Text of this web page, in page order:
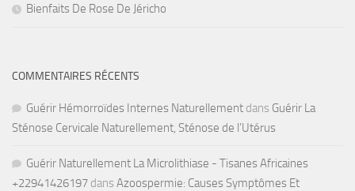
Bienfaits De Rose De Jéricho
COMMENTAIRES RÉCENTS
Guérir Hémorroïdes Internes Naturellement dans Guérir La
Sténose Cervicale Naturellement, Sténose de l’Utérus
Guérir Naturellement La Microlithiase - Tisanes Africaines
+22941426197 dans Azoospermie: Causes Symptômes Et